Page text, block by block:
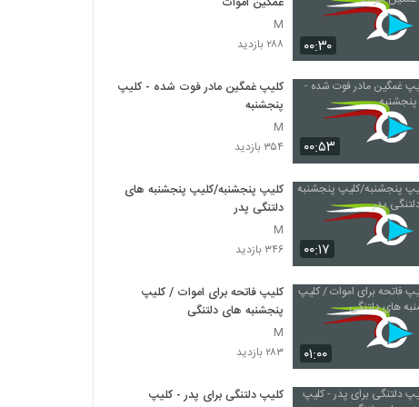
۰۰:۳۰
M
۲۸۸ بازدید
۰۰:۵۳
کلیپ غمگین مادر فوت شده - کلیپ
پنجشنبه
M
۳۵۴ بازدید
۰۰:۱۷
کلیپ پنجشنبه/کلیپ پنجشنبه های
دلتنگی پدر
M
۳۴۶ بازدید
۰۱:۰۰
کلیپ فاتحه برای اموات / کلیپ
پنجشنبه های دلتنگی
M
۲۸۳ بازدید
کلیپ دلتنگی برای پدر - کلیپ